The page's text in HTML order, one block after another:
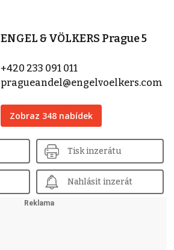
ENGEL & VÖLKERS Prague 5
+420 233 091 011
pragueandel@engelvoelkers.com
Zobraz 348 nabídek
Tisk inzerátu
Nahlásit inzerát